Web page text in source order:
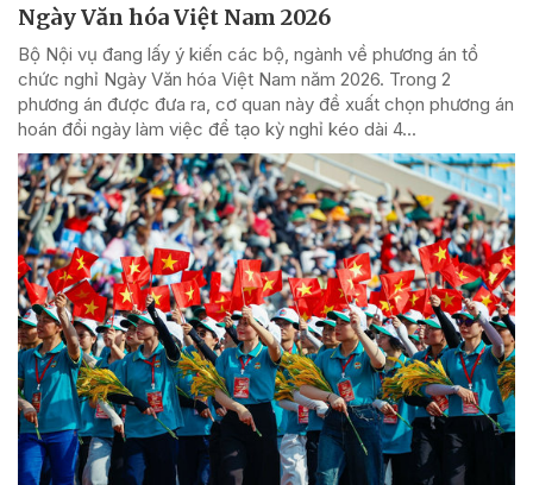
Ngày Văn hóa Việt Nam 2026
Bộ Nội vụ đang lấy ý kiến các bộ, ngành về phương án tổ
chức nghỉ Ngày Văn hóa Việt Nam năm 2026. Trong 2
phương án được đưa ra, cơ quan này đề xuất chọn phương án
hoán đổi ngày làm việc để tạo kỳ nghỉ kéo dài 4...